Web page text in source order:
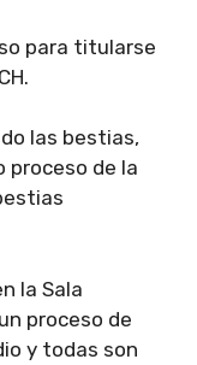
para titularse
las bestias,
proceso de la
la Sala
proceso de
y todas son